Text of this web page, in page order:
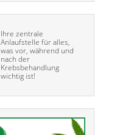
Ihre zentrale
Anlaufstelle für alles,
was vor, während und
nach der
Krebsbehandlung
wichtig ist!